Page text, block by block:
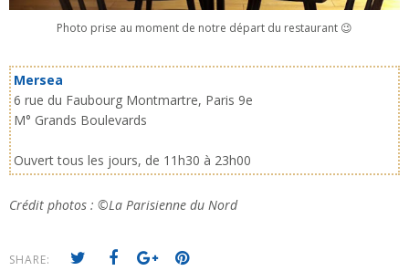
Photo prise au moment de notre départ du restaurant 😉
Mersea
6 rue du Faubourg Montmartre, Paris 9e
M° Grands Boulevards
Ouvert tous les jours, de 11h30 à 23h00
Crédit photos : ©La Parisienne du Nord
SHARE: